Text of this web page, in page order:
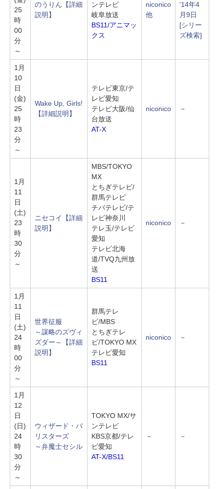
25
時
00
分
～
のうりん 【詳細
説明】
ンテレビ
岐阜放送
BS11/アニマッ
クス
niconico
他
'14年4
月9日
[シリー
ズ検索]
1月
10
日
(金)
25
時
23
分
～
Wake Up, Girls!
【詳細説明】
テレビ東京/テ
レビ愛知
テレビ大阪/仙
台放送
AT-X
niconico －
1月
11
日
(土)
23
時
30
分
～
ニセコイ
【詳細
説明】
MBS/TOKYO
MX
とちぎテレビ/
群馬テレビ
チバテレビ/テ
レビ神奈川
テレ玉/テレビ
愛知
テレビ北海
道/TVQ九州放
送
BS11
niconico －
1月
11
日
(土)
24
時
00
分
～
世界征服
～謀略のズヴィ
ズダー～
【詳細
説明】
群馬テレ
ビ/MBS
とちぎテレ
ビ/TOKYO MX
テレビ愛知
BS11
niconico －
1月
12
日
(日)
24
時
30
分
～
ウィザード・バ
リスターズ
～弁魔士セシル
TOKYO MX/サ
ンテレビ
KBS京都/テレ
ビ愛知
AT-X/BS11
－ －